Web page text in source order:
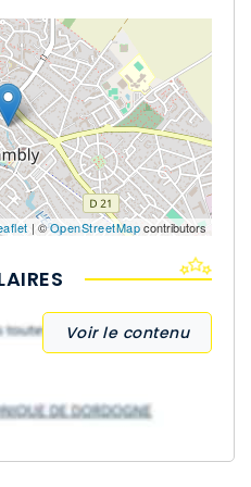
| ©OpenStreetMapcontributors
Voir le contenu